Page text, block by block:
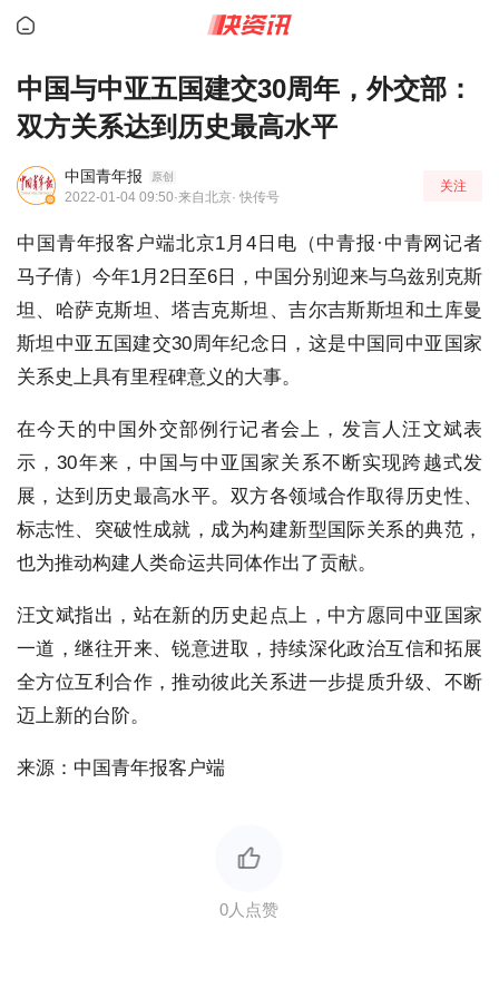
中国与中亚五国建交30周年，外交部：
双方关系达到历史最高水平
中国青年报 原创
2022-01-04 09:50·来自北京· 快传号
关注
中国青年报客户端北京1月4日电（中青报·中青网记者
马子倩）今年1月2日至6日，中国分别迎来与乌兹别克斯
坦、哈萨克斯坦、塔吉克斯坦、吉尔吉斯斯坦和土库曼
斯坦中亚五国建交30周年纪念日，这是中国同中亚国家
关系史上具有里程碑意义的大事。
在今天的中国外交部例行记者会上，发言人汪文斌表
示，30年来，中国与中亚国家关系不断实现跨越式发
展，达到历史最高水平。双方各领域合作取得历史性、
标志性、突破性成就，成为构建新型国际关系的典范，
也为推动构建人类命运共同体作出了贡献。
汪文斌指出，站在新的历史起点上，中方愿同中亚国家
一道，继往开来、锐意进取，持续深化政治互信和拓展
全方位互利合作，推动彼此关系进一步提质升级、不断
迈上新的台阶。
来源：中国青年报客户端